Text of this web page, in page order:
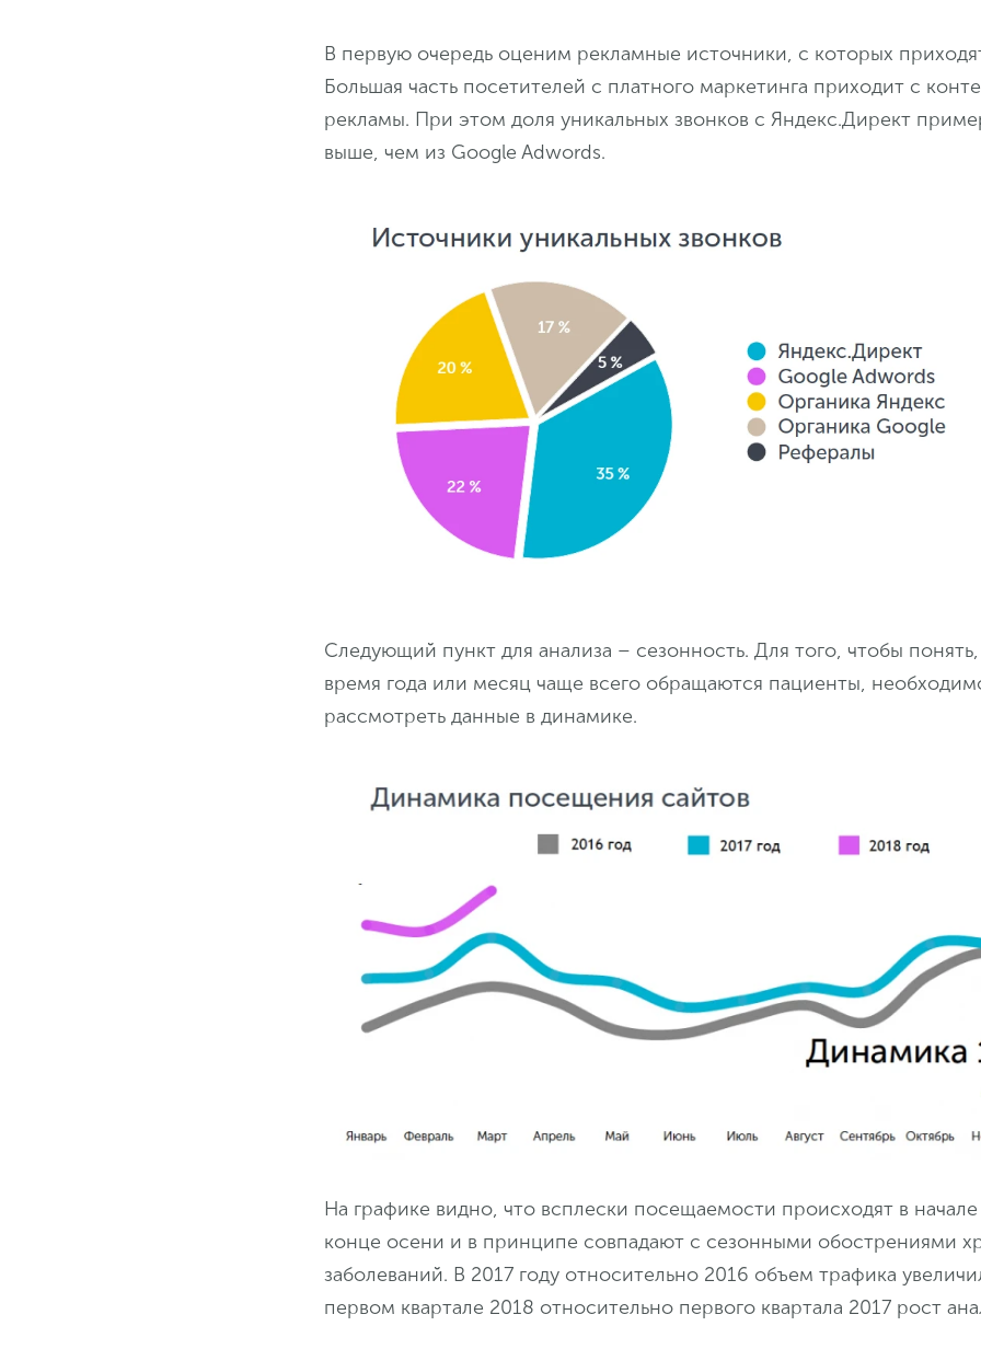
В первую очередь оценим рекламные источники, с которых
Большая часть посетителей с платного маркетинга приходит с
рекламы. При этом доля уникальных звонков с Яндекс.Директ
выше, чем из Google Adwords.
Следующий пункт для анализа – сезонность. Для того, чтобы понять,
время года или месяц чаще всего обращаются пациенты,
рассмотреть данные в динамике.
На графике видно, что всплески посещаемости происходят в
конце осени и в принципе совпадают с сезонными обострениями
заболеваний. В 2017 году относительно 2016 объем трафика
первом квартале 2018 относительно первого квартала 2017 рост